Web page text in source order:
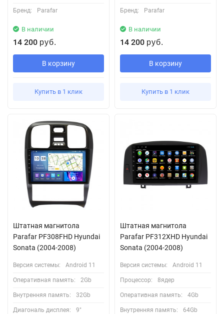
Бренд: Parafar
В наличии
14 200 руб.
В корзину
Купить в 1 клик
Бренд: Parafar
В наличии
14 200 руб.
В корзину
Купить в 1 клик
Штатная магнитола
Parafar PF308FHD Hyundai
Sonata (2004-2008)
Версия системы: Android 11
Оперативная память: 2Gb
Внутренняя память: 32Gb
Диагональ дисплея: 9"
Штатная магнитола
Parafar PF312XHD Hyundai
Sonata (2004-2008)
Версия системы: Android 11
Процессор: 8ядер
Оперативная память: 4Gb
Внутренняя память: 64Gb